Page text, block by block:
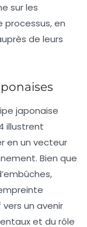
sur les
processus, en
de leurs
japonaise
illustrent
en un vecteur
Bien que
un avenir
et du rôle